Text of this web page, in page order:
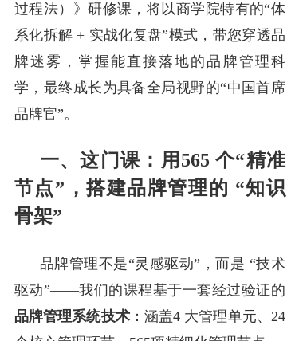
过程法）》研修课，将以商学院特有的“体
系化拆解 + 实战化复盘”模式，带您穿透品
牌迷雾，掌握能直接落地的品牌管理科
学，最终成长为具备全局视野的“中国首席
品牌官”。
一、这门课：用565 个“精准
节点”，搭建品牌管理的 “知识
骨架”
品牌管理不是“灵感驱动”，而是 “技术
驱动”——我们的课程基于一套经过验证的
品牌管理系统技术：涵盖4 大管理单元、24